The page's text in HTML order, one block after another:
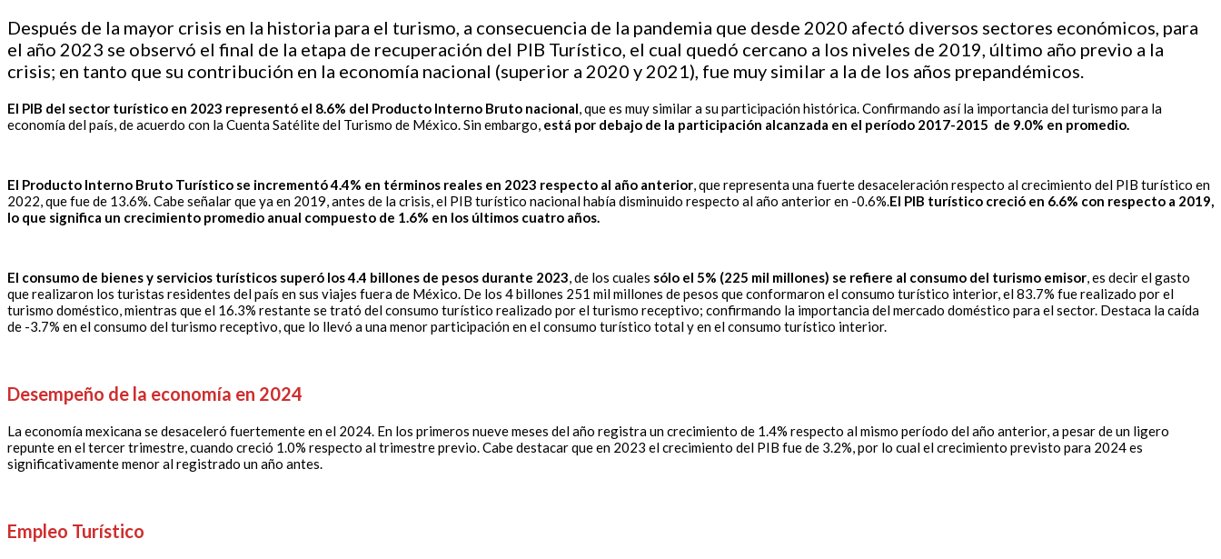
Después de la mayor crisis en la historia para el turismo, a consecuencia de la pandemia que desde 2020 afectó diversos sectores económicos, para
el año 2023 se observó el final de la etapa de recuperación del PIB Turístico, el cual quedó cercano a los niveles de 2019, último año previo a la
crisis; en tanto que su contribución en la economía nacional (superior a 2020 y 2021), fue muy similar a la de los años prepandémicos.
El PIB del sector turístico en 2023 representó el 8.6% del Producto Interno Bruto nacional, que es muy similar a su participación histórica. Confirmando así la importancia del turismo para la
economía del país, de acuerdo con la Cuenta Satélite del Turismo de México. Sin embargo, está por debajo de la participación alcanzada en el período 2017-2015 de 9.0% en promedio.
El Producto Interno Bruto Turístico se incrementó 4.4% en términos reales en 2023 respecto al año anterior, que representa una fuerte desaceleración respecto al crecimiento del PIB turístico en
2022, que fue de 13.6%. Cabe señalar que ya en 2019, antes de la crisis, el PIB turístico nacional había disminuido respecto al año anterior en -0.6%.El PIB turístico creció en 6.6% con respecto a 2019,
lo que significa un crecimiento promedio anual compuesto de 1.6% en los últimos cuatro años.
El consumo de bienes y servicios turísticos superó los 4.4 billones de pesos durante 2023, de los cuales sólo el 5% (225 mil millones) se refiere al consumo del turismo emisor, es decir el gasto
que realizaron los turistas residentes del país en sus viajes fuera de México. De los 4 billones 251 mil millones de pesos que conformaron el consumo turístico interior, el 83.7% fue realizado por el
turismo doméstico, mientras que el 16.3% restante se trató del consumo turístico realizado por el turismo receptivo; confirmando la importancia del mercado doméstico para el sector. Destaca la caída
de -3.7% en el consumo del turismo receptivo, que lo llevó a una menor participación en el consumo turístico total y en el consumo turístico interior.
Desempeño de la economía en 2024
La economía mexicana se desaceleró fuertemente en el 2024. En los primeros nueve meses del año registra un crecimiento de 1.4% respecto al mismo período del año anterior, a pesar de un ligero
repunte en el tercer trimestre, cuando creció 1.0% respecto al trimestre previo. Cabe destacar que en 2023 el crecimiento del PIB fue de 3.2%, por lo cual el crecimiento previsto para 2024 es
significativamente menor al registrado un año antes.
Empleo Turístico